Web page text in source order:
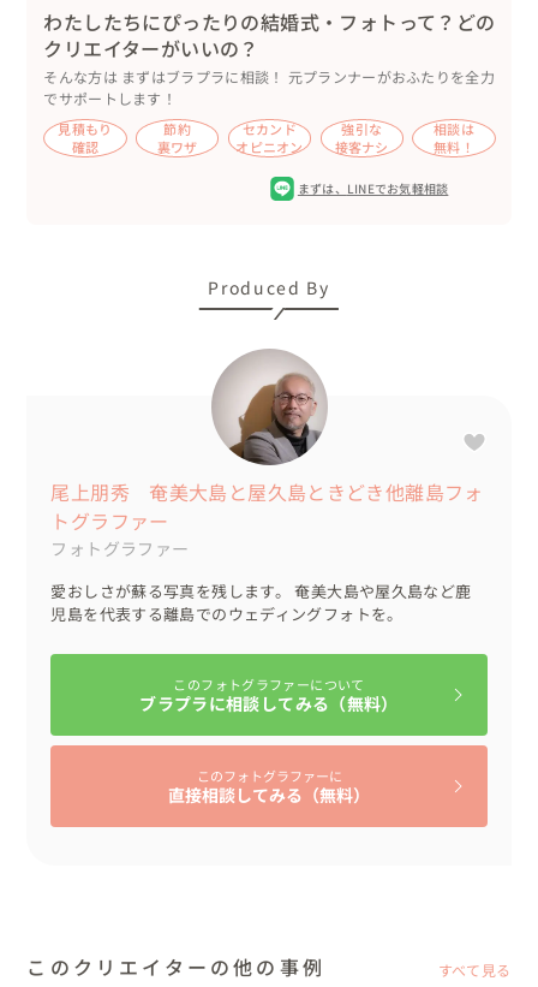
ご相談ください)
旅の情報、宿、食、お土産、遊びなどガイドブックに載っ
ていない情報も
たくさんご紹介できますので、なんでもご相談ください！
ぜひ、屋久島をはじめ鹿児島の離島へフォトウェディング
わたしたちにぴったりの結婚式・フォトって？どの
クリエイターがいいの？
そんな方は まずはブラプラに相談！ 元プランナーがおふたりを全力
でサポートします！
見積もり
確認
節約
裏ワザ
セカンド
オピニオン
強引な
接客ナシ
相談は
無料！
まずは、 LINEでお気軽相談
Produced By
尾上朋秀 奄美大島と屋久島ときどき他離島フォ
トグラファー
フォトグラファー
愛おしさが蘇る写真を残します。 奄美大島や屋久島など鹿
児島を代表する離島でのウェディングフォトを。
このフォトグラファーについて
ブラプラに相談してみる（無料）
このフォトグラファーに
直接相談してみる（無料）
このクリエイターの他の事例 すべて見る